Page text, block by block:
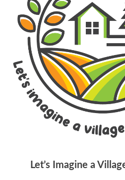
Let’s Imagine a